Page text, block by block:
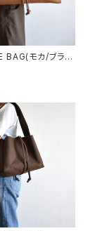
モカ/ブラウ